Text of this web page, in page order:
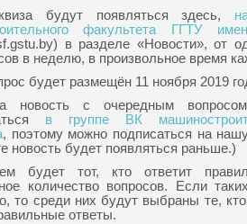
будут появляться здесь,
факультета ГГТУ
в разделе «Новости», от
в неделю, в произвольное время
будет размещён 11 ноября 2019
новость с очередным
в группе ВК
, поэтому можно подписаться на
новость будет появляться раньше.)
будет тот, кто ответит
количество вопросов. Если
то среди них будут выбраны те,
ответы.